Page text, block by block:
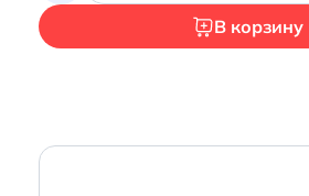
В корзину